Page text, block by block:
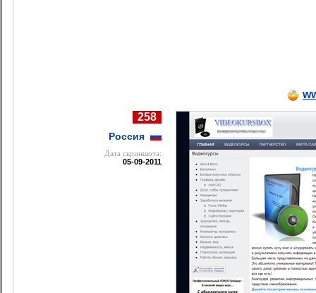
258
Россия
Дата cкриншота:
05-09-2011